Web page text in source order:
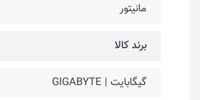
مانیتور
برند کالا
گیگابایت | GIGABYTE